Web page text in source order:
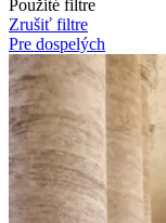
Použité filtre
Zrušiť filtre
Pre dospelých